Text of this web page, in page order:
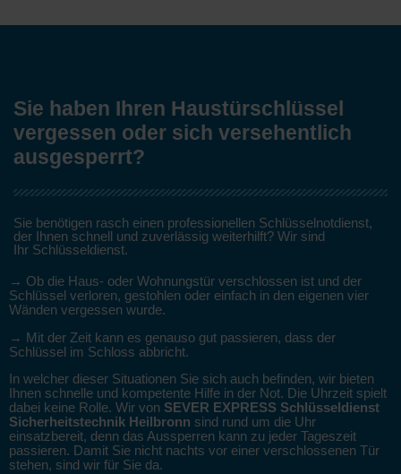
Sie haben Ihren Haustürschlüssel
vergessen oder sich versehentlich
ausgesperrt?
Sie benötigen rasch einen professionellen Schlüsselnotdienst,
der Ihnen schnell und zuverlässig weiterhilft? Wir sind
Ihr Schlüsseldienst.
→ Ob die Haus- oder Wohnungstür verschlossen ist und der
Schlüssel verloren, gestohlen oder einfach in den eigenen vier
Wänden vergessen wurde.
→ Mit der Zeit kann es genauso gut passieren, dass der
Schlüssel im Schloss abbricht.
In welcher dieser Situationen Sie sich auch befinden, wir bieten
Ihnen schnelle und kompetente Hilfe in der Not. Die Uhrzeit spielt
dabei keine Rolle. Wir von SEVER EXPRESS Schlüsseldienst
Sicherheitstechnik Heilbronn sind rund um die Uhr
einsatzbereit, denn das Aussperren kann zu jeder Tageszeit
passieren. Damit Sie nicht nachts vor einer verschlossenen Tür
stehen, sind wir für Sie da.